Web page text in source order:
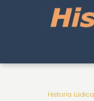
Historia Lúdica